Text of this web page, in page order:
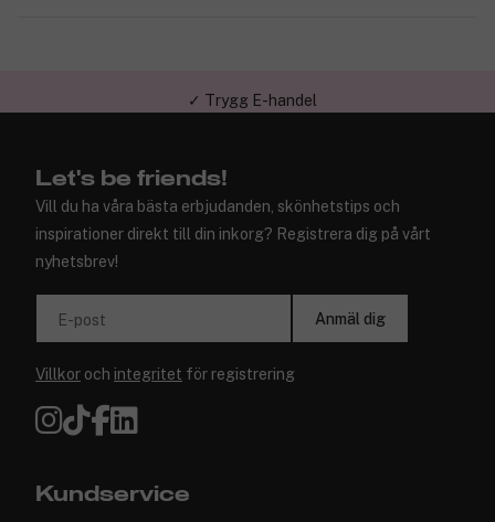
✓ Trygg E-handel
Let's be friends!
Vill du ha våra bästa erbjudanden, skönhetstips och
inspirationer direkt till din inkorg? Registrera dig på vårt
nyhetsbrev!
E-post Anmäl dig
Villkor och integritet för registrering
Kundservice